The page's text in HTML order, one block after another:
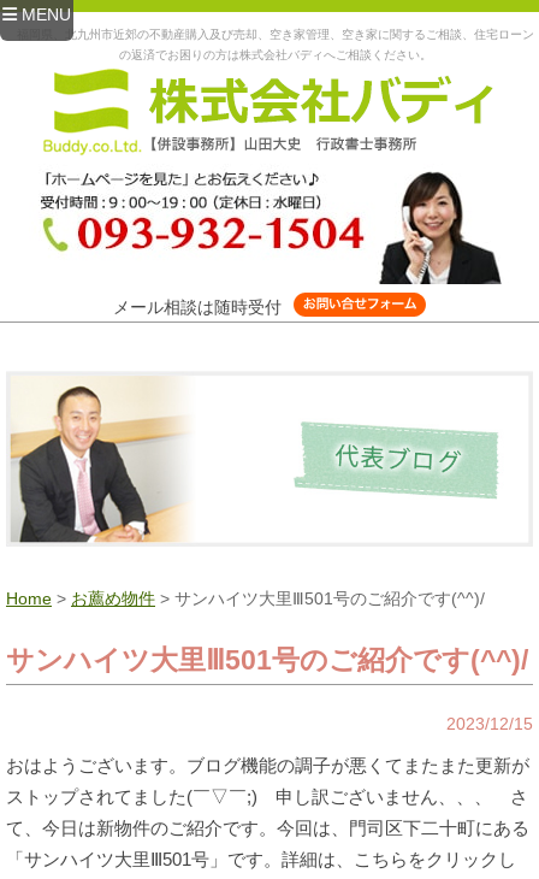
MENU
福岡県、北九州市近郊の不動産購入及び売却、空き家管理、空き家に関するご相談、住宅ローン
の返済でお困りの方は株式会社バディへご相談ください。
メール相談は随時受付
Home > お薦め物件 > サンハイツ大里Ⅲ501号のご紹介です(^^)/
サンハイツ大里Ⅲ501号のご紹介です(^^)/
2023/12/15
おはようございます。ブログ機能の調子が悪くてまたまた更新が
ストップされてました(￣▽￣;) 申し訳ございません、、、 さ
て、今日は新物件のご紹介です。今回は、門司区下二十町にある
「サンハイツ大里Ⅲ501号」です。詳細は、こちらをクリックし